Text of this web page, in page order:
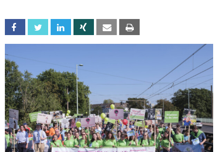
Facebook Twitter Linkedin Xing Email